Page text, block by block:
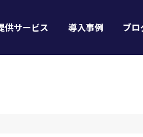
供サービス 導入事例 ブロ